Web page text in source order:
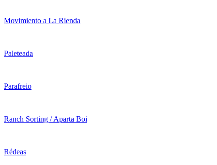
Movimiento a La Rienda
Paleteada
Parafreio
Ranch Sorting / Aparta Boi
Rédeas